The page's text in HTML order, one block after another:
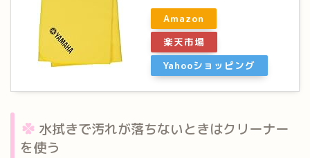
Amazon
楽天市場
Yahooショッピング
水拭きで汚れが落ちないときはクリーナー
を使う